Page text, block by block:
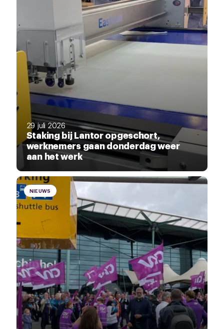
29 juli 2026
Staking bij Lantor opgeschort,
werknemers gaan donderdag weer
aan het werk
NIEUWS